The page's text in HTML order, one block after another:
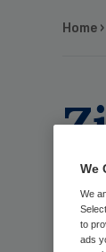
Home ›
We
We
to
ads